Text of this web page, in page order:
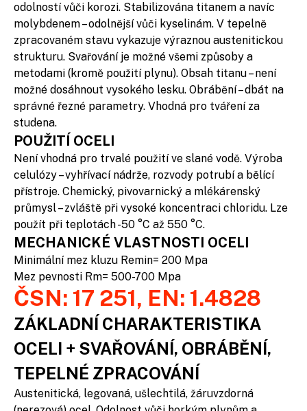
odolností vůči korozi. Stabilizována titanem a navíc
molybdenem – odolnější vůči kyselinám. V tepelně
zpracovaném stavu vykazuje výraznou austenitickou
strukturu. Svařování je možné všemi způsoby a
metodami (kromě použití plynu). Obsah titanu – není
možné dosáhnout vysokého lesku. Obrábění – dbát na
správné řezné parametry. Vhodná pro tváření za
studena.
POUŽITÍ OCELI
Není vhodná pro trvalé použití ve slané vodě. Výroba
celulózy – vyhřívací nádrže, rozvody potrubí a bělící
přístroje. Chemický, pivovarnický a mlékárenský
průmysl – zvláště při vysoké koncentraci chloridu. Lze
použít při teplotách -50 °C až 550 °C.
MECHANICKÉ VLASTNOSTI OCELI
Minimální mez kluzu Remin= 200 Mpa
Mez pevnosti Rm= 500-700 Mpa
ČSN: 17 251, EN: 1.4828
ZÁKLADNÍ CHARAKTERISTIKA
OCELI + SVAŘOVÁNÍ, OBRÁBĚNÍ,
TEPELNÉ ZPRACOVÁNÍ
Austenitická, legovaná, ušlechtilá, žáruvzdorná